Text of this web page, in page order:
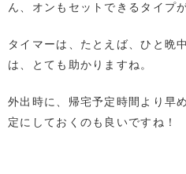
ん、オンもセットできるタイプ
タイマーは、たとえば、ひと晩
は、とても助かりますね。
外出時に、帰宅予定時間より早
定にしておくのも良いですね！